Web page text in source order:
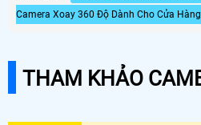
Camera Xoay 360 Độ Dành Cho Cửa Hàng
THAM KHẢO